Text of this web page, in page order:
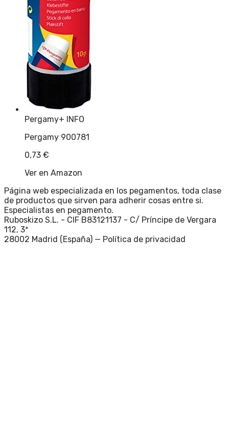
Pergamy+ INFO
Pergamy 900781
0,73 €
Ver en Amazon
Página web especializada en los pegamentos, toda clase
de productos que sirven para adherir cosas entre si.
Especialistas en pegamento.
Ruboskizo S.L. - CIF B83121137 - C/ Príncipe de Vergara
112, 3ª
28002 Madrid (España) — Política de privacidad